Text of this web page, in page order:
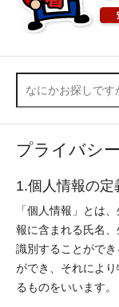
プライバシ
1.個人情報の定
「個人情報」とは
報に含まれる氏名
識別することがで
ができ、それによ
るものをいいます。